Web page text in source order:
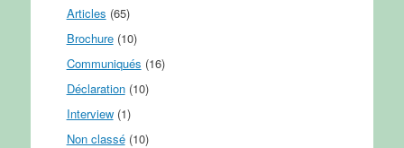
Articles (65)
Brochure(10)
Communiqués (16)
Déclaration(10)
Interview(1)
Non classé(10)